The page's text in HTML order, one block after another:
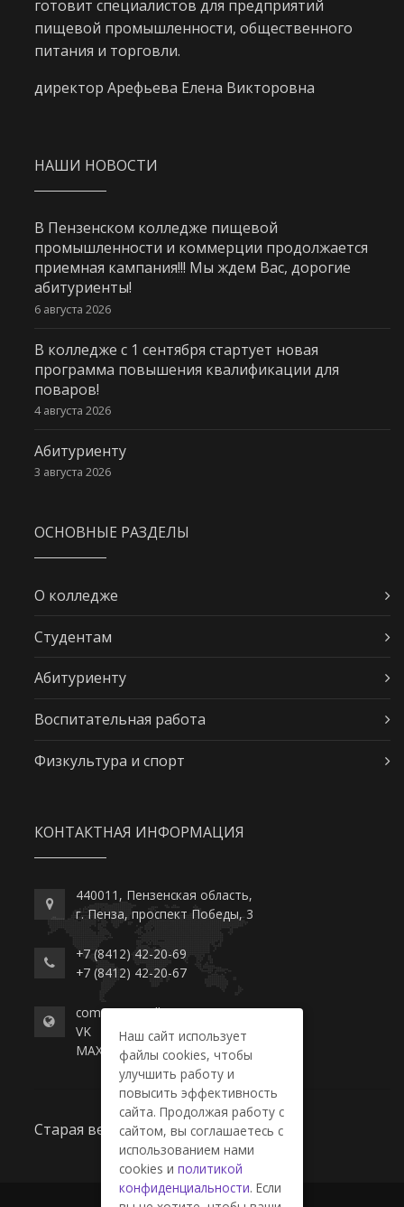
готовит специалистов для предприятий
пищевой промышленности, общественного
питания и торговли.
директор Арефьева Елена Викторовна
НАШИ НОВОСТИ
В Пензенском колледже пищевой
промышленности и коммерции продолжается
приемная кампания!!! Мы ждем Вас, дорогие
абитуриенты!
6 августа 2026
В колледже с 1 сентября стартует новая
программа повышения квалификации для
поваров!
4 августа 2026
Абитуриенту
3 августа 2026
ОСНОВНЫЕ РАЗДЕЛЫ
О колледже
Студентам
Абитуриенту
Воспитательная работа
Физкультура и спорт
КОНТАКТНАЯ ИНФОРМАЦИЯ
440011, Пензенская область,
г. Пенза, проспект Победы, 3
+7 (8412) 42-20-69
+7 (8412) 42-20-67
commerce-college.ru
VK
MAX
Старая версия сайта
Наш сайт использует
файлы cookies, чтобы
улучшить работу и
повысить эффективность
сайта. Продолжая работу с
сайтом, вы соглашаетесь с
использованием нами
cookies и политикой
конфиденциальности. Если